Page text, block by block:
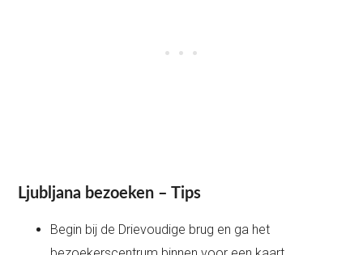
Ljubljana bezoeken – Tips
Begin bij de Drievoudige brug en ga het